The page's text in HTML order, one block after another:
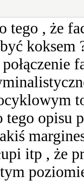
tego , że
koksem
tego opisu
itp , że